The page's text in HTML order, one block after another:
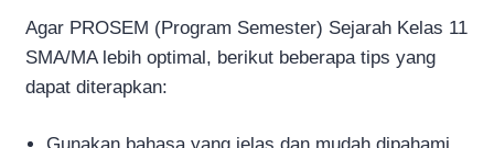
Agar PROSEM (Program Semester) Sejarah Kelas 11
SMA/MA lebih optimal, berikut beberapa tips yang
dapat diterapkan: